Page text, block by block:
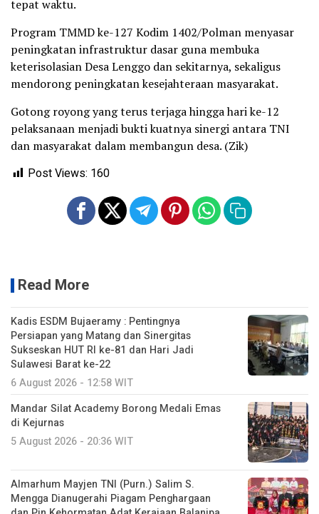
tepat waktu.
Program TMMD ke-127 Kodim 1402/Polman menyasar
peningkatan infrastruktur dasar guna membuka
keterisolasian Desa Lenggo dan sekitarnya, sekaligus
mendorong peningkatan kesejahteraan masyarakat.
Gotong royong yang terus terjaga hingga hari ke-12
pelaksanaan menjadi bukti kuatnya sinergi antara TNI
dan masyarakat dalam membangun desa. (Zik)
Post Views: 160
Read More
Kadis ESDM Bujaeramy : Pentingnya
Persiapan yang Matang dan Sinergitas
Sukseskan HUT RI ke-81 dan Hari Jadi
Sulawesi Barat ke-22
6 August 2026 - 12:58 WIT
Mandar Silat Academy Borong Medali Emas
di Kejurnas
5 August 2026 - 20:36 WIT
Almarhum Mayjen TNI (Purn.) Salim S.
Mengga Dianugerahi Piagam Penghargaan